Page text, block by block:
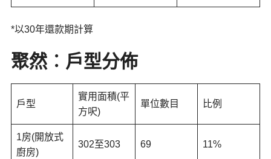
*以30年還款期計算
聚然︰ 戶型分佈
戶型
實用面積(平
方呎)
單位數目 比例
1房(開放式
廚房)
302至303 69 11%